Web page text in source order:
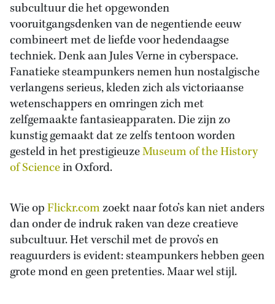
subcultuur die het opgewonden
vooruitgangsdenken van de negentiende eeuw
combineert met de liefde voor hedendaagse
techniek. Denk aan Jules Verne in cyberspace.
Fanatieke steampunkers nemen hun nostalgische
verlangens serieus, kleden zich als victoriaanse
wetenschappers en omringen zich met
zelfgemaakte fantasieapparaten. Die zijn zo
kunstig gemaakt dat ze zelfs tentoon worden
gesteld in het prestigieuzeMuseum of the History
of Sciencein Oxford.
Wie opFlickr.comzoekt naar foto’s kan niet anders
dan onder de indruk raken van deze creatieve
subcultuur. Het verschil met de provo’s en
reaguurders is evident: steampunkers hebben geen
grote mond en geen pretenties. Maar wel stijl.